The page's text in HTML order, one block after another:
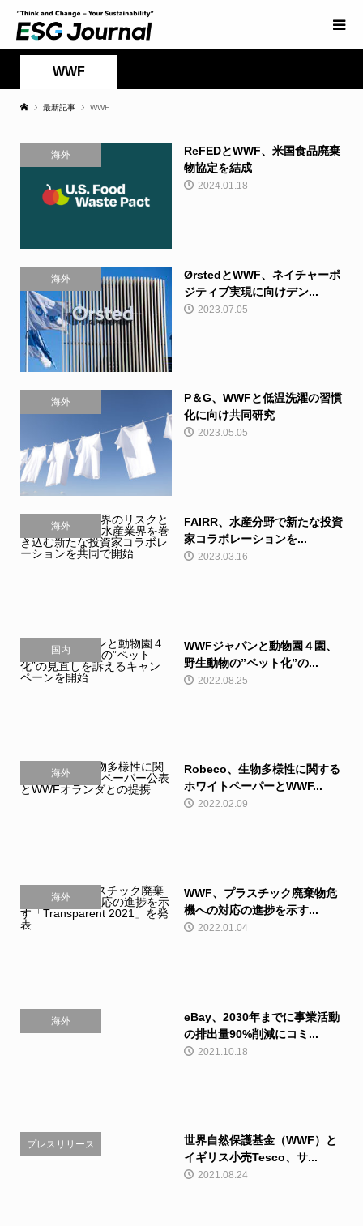
WWF
最新記事 WWF
海外
ReFEDとWWF、米国食品廃棄
物協定を結成
2024.01.18
海外
ØrstedとWWF、ネイチャーポ
ジティブ実現に向けデン...
2023.07.05
海外
P＆G、WWFと低温洗濯の習慣
化に向け共同研究
2023.05.05
海外
FAIRR、水産分野で新たな投資
家コラボレーションを...
2023.03.16
国内
WWFジャパンと動物園４園、
野生動物の”ペット化”の...
2022.08.25
海外
Robeco、生物多様性に関する
ホワイトペーパーとWWF...
2022.02.09
海外
WWF、プラスチック廃棄物危
機への対応の進捗を示す...
2022.01.04
海外
eBay、2030年までに事業活動
の排出量90%削減にコミ...
2021.10.18
プレスリリース
世界自然保護基金（WWF）と
イギリス小売Tesco、サ...
2021.08.24